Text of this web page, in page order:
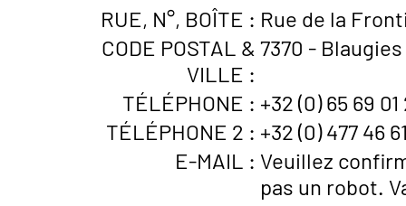
RUE, N°, BOÎTE : Rue de la
CODE POSTAL &
VILLE :
7370 -
TÉLÉPHONE : +32 (0) 65 69
TÉLÉPHONE 2 : +32 (0) 477 46
E-MAIL : Veuillez
pas un robot.